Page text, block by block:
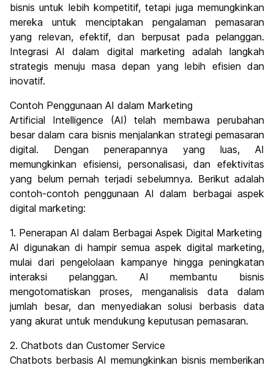
bisnis untuk lebih kompetitif, tetapi juga memungkinkan
mereka untuk menciptakan pengalaman pemasaran
yang relevan, efektif, dan berpusat pada pelanggan.
Integrasi AI dalam digital marketing adalah langkah
strategis menuju masa depan yang lebih efisien dan
inovatif.
Contoh Penggunaan AI dalam Marketing
Artificial Intelligence (AI) telah membawa perubahan
besar dalam cara bisnis menjalankan strategi pemasaran
digital. Dengan penerapannya yang luas, AI
memungkinkan efisiensi, personalisasi, dan efektivitas
yang belum pernah terjadi sebelumnya. Berikut adalah
contoh-contoh penggunaan AI dalam berbagai aspek
digital marketing:
1. Penerapan AI dalam Berbagai Aspek Digital Marketing
AI digunakan di hampir semua aspek digital marketing,
mulai dari pengelolaan kampanye hingga peningkatan
interaksi pelanggan. AI membantu bisnis
mengotomatiskan proses, menganalisis data dalam
jumlah besar, dan menyediakan solusi berbasis data
yang akurat untuk mendukung keputusan pemasaran.
2. Chatbots dan Customer Service
Chatbots berbasis AI memungkinkan bisnis memberikan